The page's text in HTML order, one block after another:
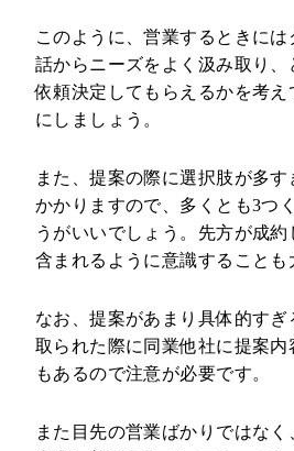
このように、営業するときに
話からニーズをよく汲み取り、
依頼決定してもらえるかを考え
にしましょう。
また、提案の際に選択肢が多
かかりますので、多くとも3つ
うがいいでしょう。先方が成
含まれるように意識することも
なお、提案があまり具体的す
取られた際に同業他社に提案内
もあるので注意が必要です。
また目先の営業ばかりではな